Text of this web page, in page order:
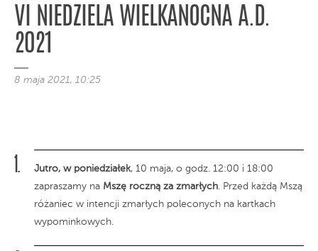
VI NIEDZIELA WIELKANOCNA A.D.
2021
8 maja 2021, 10:25
Jutro, w poniedziałek, 10 maja, o godz. 12:00 i 18:00
zapraszamy na Mszę roczną za zmarłych. Przed każdą Mszą
różaniec w intencji zmarłych poleconych na kartkach
wypominkowych.